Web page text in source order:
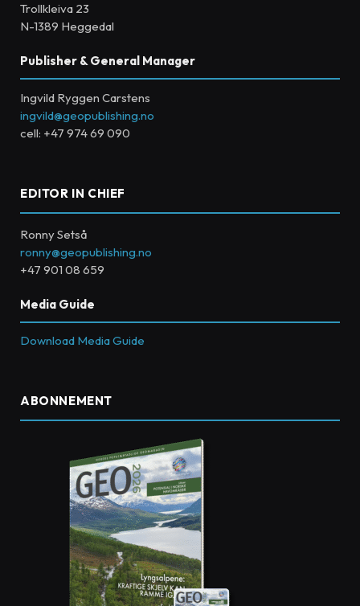
Trollkleiva 23
N-1389 Heggedal
Publisher & General Manager
Ingvild Ryggen Carstens
ingvild@geopublishing.no
cell: +47 974 69 090
EDITOR IN CHIEF
Ronny Setså
ronny@geopublishing.no
+47 901 08 659
Media Guide
Download Media Guide
ABONNEMENT